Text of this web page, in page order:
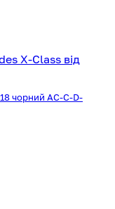
чорний AC-C-D-